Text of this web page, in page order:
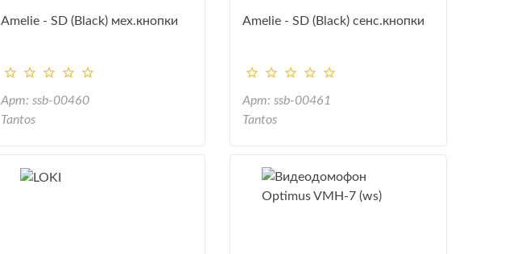
Amelie - SD (Black) мех.кнопки
Арт: ssb-00460
Tantos
Amelie - SD (Black) сенс.кнопки
Арт: ssb-00461
Tantos